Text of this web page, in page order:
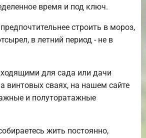
время и под ключ.
строить в мороз,
в летний период - не в
для сада или дачи
винтовых сваях, на нашем сайте
и полуторатажные
жить постоянно,